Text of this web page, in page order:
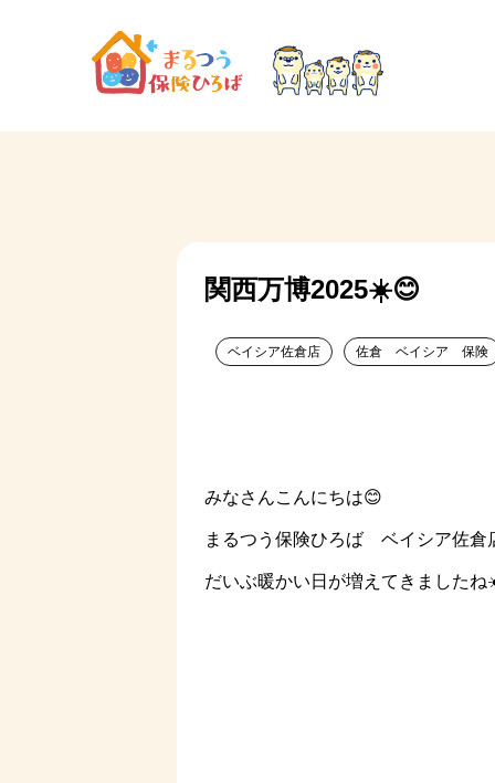
関西万博2025☀️😊
ベイシア佐倉店 佐倉 ベイシア 保険
みなさんこんにちは😊
まるつう保険ひろば ベイシア佐倉
だいぶ暖かい日が増えてきました